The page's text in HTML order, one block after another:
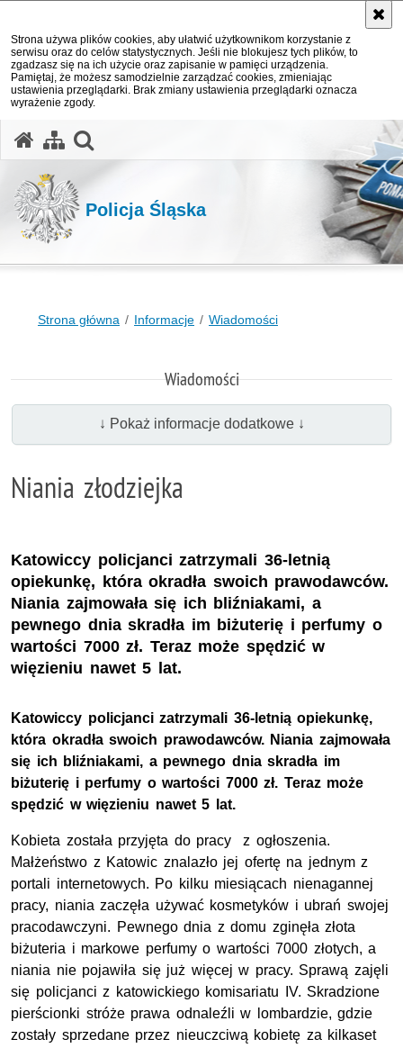
Strona używa plików cookies, aby ułatwić użytkownikom korzystanie z
serwisu oraz do celów statystycznych. Jeśli nie blokujesz tych plików, to
zgadzasz się na ich użycie oraz zapisanie w pamięci urządzenia.
Pamiętaj, że możesz samodzielnie zarządzać cookies, zmieniając
ustawienia przeglądarki. Brak zmiany ustawienia przeglądarki oznacza
wyrażenie zgody.
Policja Śląska
Strona główna Informacje Wiadomości
Wiadomości
↓ Pokaż informacje dodatkowe ↓
Niania złodziejka
Katowiccy policjanci zatrzymali 36-letnią
opiekunkę, która okradła swoich prawodawców.
Niania zajmowała się ich bliźniakami, a
pewnego dnia skradła im biżuterię i perfumy o
wartości 7000 zł. Teraz może spędzić w
więzieniu nawet 5 lat.
Katowiccy policjanci zatrzymali 36-letnią opiekunkę,
która okradła swoich prawodawców. Niania zajmowała
się ich bliźniakami, a pewnego dnia skradła im
biżuterię i perfumy o wartości 7000 zł. Teraz może
spędzić w więzieniu nawet 5 lat.
Kobieta została przyjęta do pracy z ogłoszenia.
Małżeństwo z Katowic znalazło jej ofertę na jednym z
portali internetowych. Po kilku miesiącach nienagannej
pracy, niania zaczęła używać kosmetyków i ubrań swojej
pracodawczyni. Pewnego dnia z domu zginęła złota
biżuteria i markowe perfumy o wartości 7000 złotych, a
niania nie pojawiła się już więcej w pracy. Sprawą zajęli
się policjanci z katowickiego komisariatu IV. Skradzione
pierścionki stróże prawa odnaleźli w lombardzie, gdzie
zostały sprzedane przez nieuczciwą kobietę za kilkaset